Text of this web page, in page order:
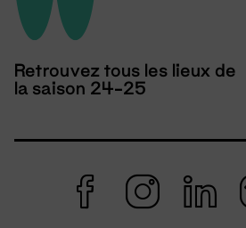
Retrouvez tous les lieux de
la saison 24-25